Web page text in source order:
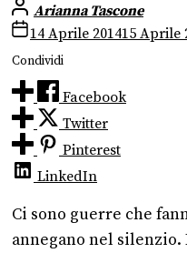
Arianna Tascone
14 Aprile 201415 Aprile
Condividi
Facebook
Twitter
Pinterest
LinkedIn
Ci sono guerre che
annegano nel silenzio.